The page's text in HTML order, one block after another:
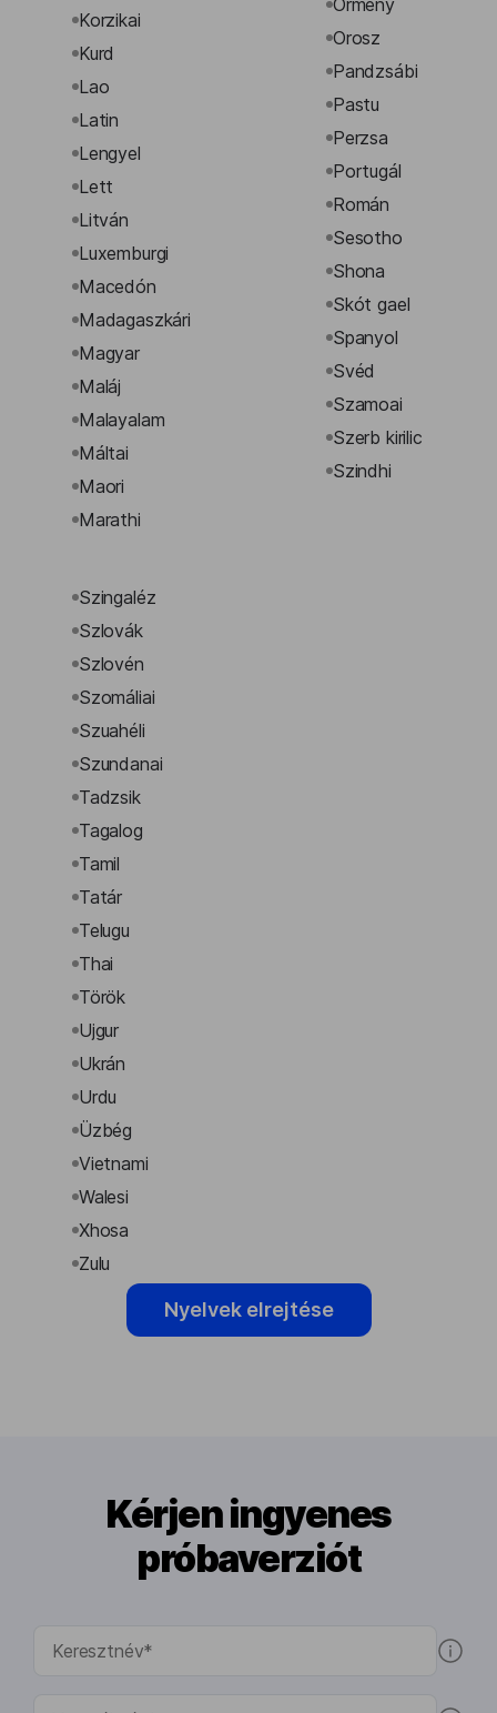
Korzikai
Kurd
Lao
Latin
Lengyel
Lett
Litván
Luxemburgi
Macedón
Madagaszkári
Magyar
Maláj
Malayalam
Máltai
Maori
Marathi
Orosz
Pandzsábi
Pastu
Perzsa
Portugál
Román
Sesotho
Shona
Skót gael
Spanyol
Svéd
Szamoai
Szerb kirilic
Szindhi
Szingaléz
Szlovák
Szlovén
Szomáliai
Szuahéli
Szundanai
Tadzsik
Tagalog
Tamil
Tatár
Telugu
Thai
Török
Ujgur
Ukrán
Urdu
Üzbég
Vietnami
Walesi
Xhosa
Zulu
Nyelvek elrejtése
Kérjen ingyenes
próbaverziót